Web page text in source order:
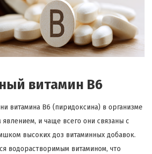
витамин В6
витамина B6 (пиридоксина) в организме
и чаще всего они связаны с
высоких доз витаминных добавок.
водорастворимым витамином, что